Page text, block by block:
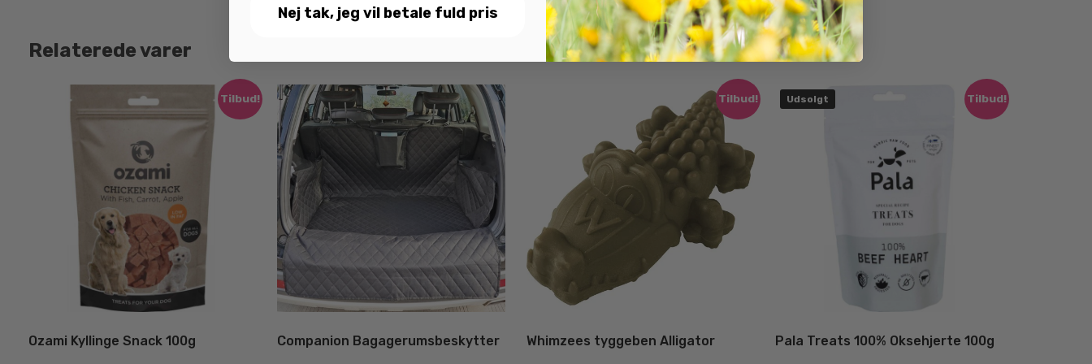
Relaterede varer
Tilbud!
Ozami Kyllinge Snack 100g Companion Bagagerumsbeskytter
Tilbud!
Whimzees tyggeben Alligator
Tilbud!
Udsolgt
Pala Treats 100% Oksehjerte 100g
Nej tak, jeg vil betale fuld pris